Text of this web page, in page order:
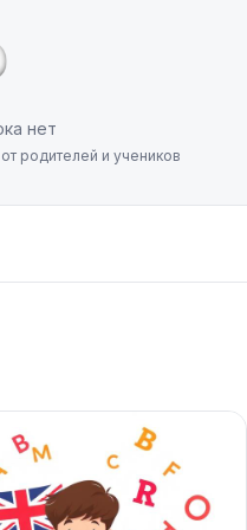
нет
родителей и учеников